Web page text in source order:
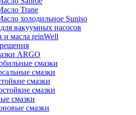
Trane
холодильное Suniso
вакуумных насосов
и масла reinWell
ARGO
смазки
смазки
смазки
смазки
смазки
смазки